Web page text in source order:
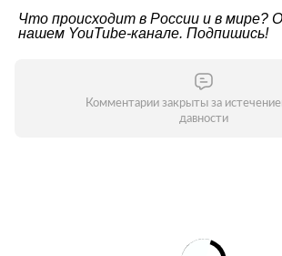
Что происходит в России и в мире?
нашем YouTube-канале. Подпишись!
Комментарии закрыты за
давности